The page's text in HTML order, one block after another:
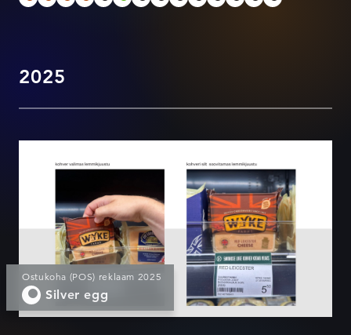
2025
Ostukoha (POS) reklaam 2025
Silver egg